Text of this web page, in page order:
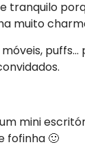
tranquilo
muito
mini
fofinha 🙂